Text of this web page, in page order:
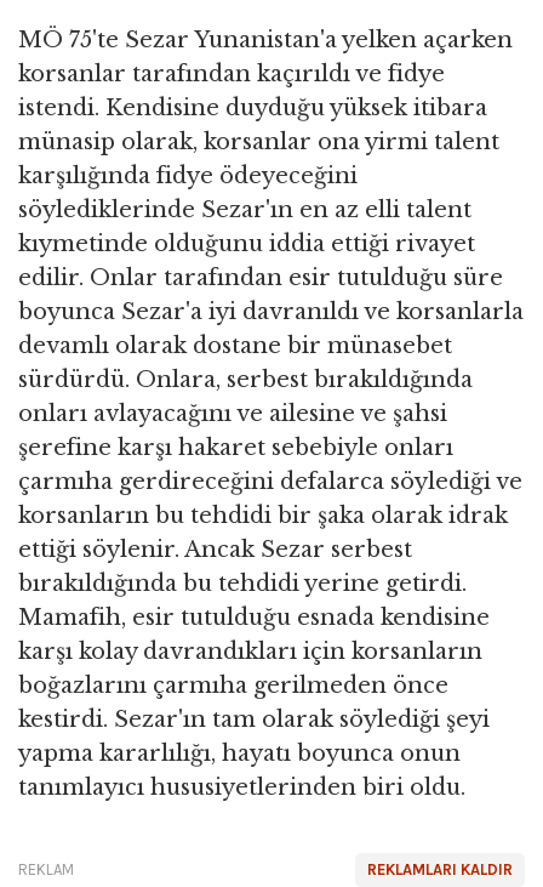
MÖ 75'te Sezar Yunanistan'a yelken açarken
korsanlar tarafından kaçırıldı ve fidye
istendi. Kendisine duyduğu yüksek itibara
münasip olarak, korsanlar ona yirmi talent
karşılığında fidye ödeyeceğini
söylediklerinde Sezar'ın en az elli talent
kıymetinde olduğunu iddia ettiği rivayet
edilir. Onlar tarafından esir tutulduğu süre
boyunca Sezar'a iyi davranıldı ve korsanlarla
devamlı olarak dostane bir münasebet
sürdürdü. Onlara, serbest bırakıldığında
onları avlayacağını ve ailesine ve şahsi
şerefine karşı hakaret sebebiyle onları
çarmıha gerdireceğini defalarca söylediği ve
korsanların bu tehdidi bir şaka olarak idrak
ettiği söylenir. Ancak Sezar serbest
bırakıldığında bu tehdidi yerine getirdi.
Mamafih, esir tutulduğu esnada kendisine
karşı kolay davrandıkları için korsanların
boğazlarını çarmıha gerilmeden önce
kestirdi. Sezar'ın tam olarak söylediği şeyi
yapma kararlılığı, hayatı boyunca onun
tanımlayıcı hususiyetlerinden biri oldu.
REKLAMLARI KALDIR
REKLAM